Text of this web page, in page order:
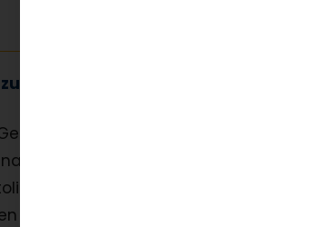
unserem nächsten Gottesdienst ein.
zur Feier der Heiligen Liturgie
Aussprache: Surb Patarag / Surp
Kirche in Altarmenisch (Grabar)
Hilfe kann man dem Gottesdienst